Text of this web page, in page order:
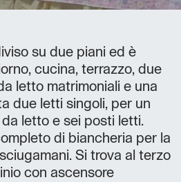
su due piani ed è
cucina, terrazzo, due
letto matrimoniali e una
due letti singoli, per un
letto e sei posti letti.
di biancheria per la
Si trova al terzo
con ascensore